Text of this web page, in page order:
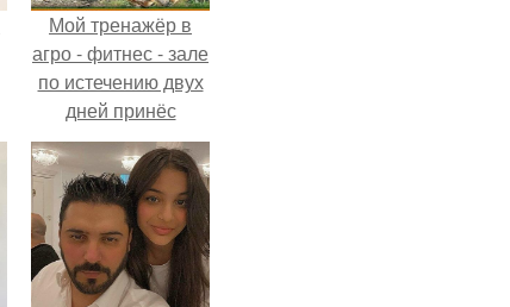
Мой тренажёр в
агро - фитнес - зале
по истечению двух
дней принёс
ощутимый
результат.